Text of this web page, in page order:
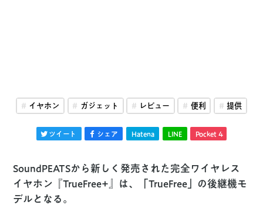
イヤホン ガジェット レビュー 便利 提供
ツイート シェア Hatena LINE Pocket 4
SoundPEATSから新しく発売された完全ワイヤレス
イヤホン『TrueFree+』は、「TrueFree」の後継機モ
デルとなる。